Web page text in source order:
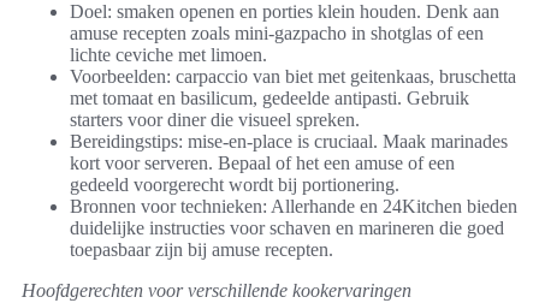
Doel: smaken openen en porties klein houden. Denk aan
amuse recepten zoals mini-gazpacho in shotglas of een
lichte ceviche met limoen.
Voorbeelden: carpaccio van biet met geitenkaas, bruschetta
met tomaat en basilicum, gedeelde antipasti. Gebruik
starters voor diner die visueel spreken.
Bereidingstips: mise-en-place is cruciaal. Maak marinades
kort voor serveren. Bepaal of het een amuse of een
gedeeld voorgerecht wordt bij portionering.
Bronnen voor technieken: Allerhande en 24Kitchen bieden
duidelijke instructies voor schaven en marineren die goed
toepasbaar zijn bij amuse recepten.
Hoofdgerechten voor verschillende kookervaringen